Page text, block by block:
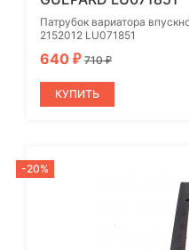
Патрубок вариатора
2152012 LU071851
640 ₽ 710₽
КУПИТЬ
-20%